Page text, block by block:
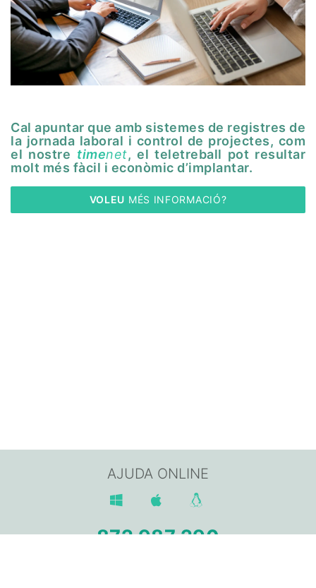
Cal apuntar que amb sistemes de registres de
la jornada laboral i control de projectes, com
el nostre timenet, el teletreball pot resultar
molt més fàcil i econòmic d’implantar.
VOLEU MÉS INFORMACIÓ?
AJUDA ONLINE
872 987 290